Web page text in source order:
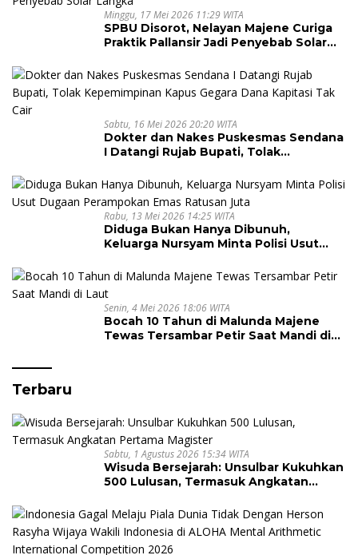
Minggu, 17 Mei 2026 11:29 WITA
SPBU Disorot, Nelayan Majene Curiga
Praktik Pallansir Jadi Penyebab Solar
Sabtu, 16 Mei 2026 20:20 WITA
Dokter dan Nakes Puskesmas Sendana
I Datangi Rujab Bupati, Tolak
Kapitasi Tak Cair
Rabu, 13 Mei 2026 14:25 WITA
Diduga Bukan Hanya Dibunuh,
Keluarga Nursyam Minta Polisi Usut
Juta
Senin, 4 Mei 2026 18:06 WITA
Bocah 10 Tahun di Malunda Majene
Tewas Tersambar Petir Saat Mandi di
Terbaru
Sabtu, 1 Agustus 2026 15:34 WITA
Wisuda Bersejarah: Unsulbar Kukuhkan
500 Lulusan, Termasuk Angkatan